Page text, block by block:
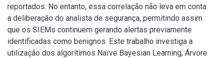
reportados. No entanto, essa correlação não leva em conta
a deliberação do analista de segurança, permitindo assim
que os SIEMs continuem gerando alertas previamente
identificadas como benignos. Este trabalho investiga a
utilização dos algorítimos Naïve Bayesian Learning, Árvore